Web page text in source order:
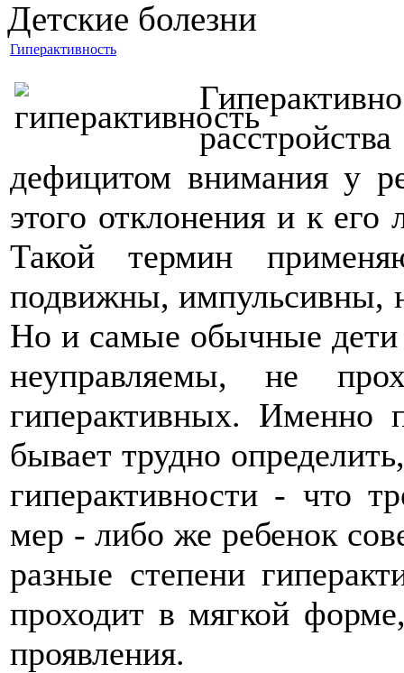
Детские болезни
Гиперактивность
дефицитом внимания у
этого отклонения и к
Такой термин
подвижны, импульсивны,
Но и самые обычные
неуправляемы, не
гиперактивных. Именно
бывает трудно
гиперактивности - что
мер - либо же ребенок
разные степени
проходит в мягкой
проявления.